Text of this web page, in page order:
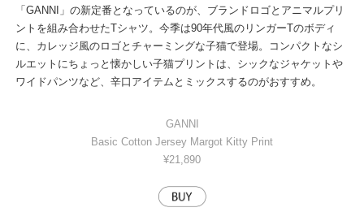
「GANNI」の新定番となっているのが、ブランドロゴとアニマルプリ
ントを組み合わせたTシャツ。今季は90年代風のリンガーTのボディ
に、カレッジ風のロゴとチャーミングな子猫で登場。コンパクトなシ
ルエットにちょっと懐かしい子猫プリントは、シックなジャケットや
ワイドパンツなど、辛口アイテムとミックスするのがおすすめ。
GANNI
Basic Cotton Jersey Margot Kitty Print
¥21,890